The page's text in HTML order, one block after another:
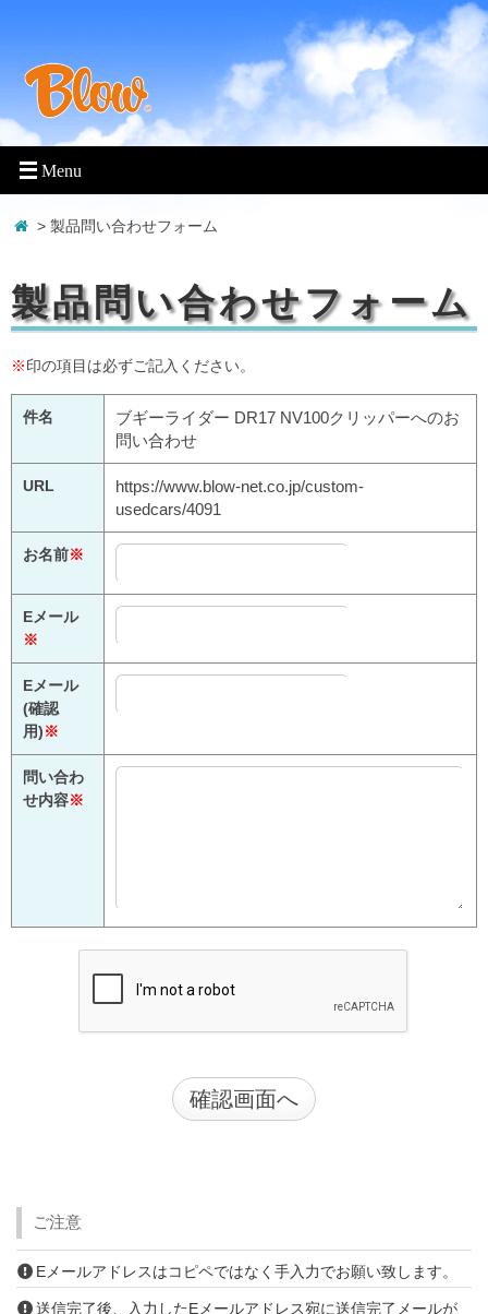
> 製品問い合わせフォーム
製品問い合わせフォーム
※印の項目は必ずご記入ください。
件名
ブギーライダー DR17 NV100クリッパーへのお
問い合わせ
URL
https://www.blow-net.co.jp/custom-
usedcars/4091
お名前※
Eメール
※
Eメール
(確認
用)※
問い合わ
せ内容※
ご注意
Eメールアドレスはコピペではなく手入力でお願い致します。
送信完了後、入力したEメールアドレス宛に送信完了メールが